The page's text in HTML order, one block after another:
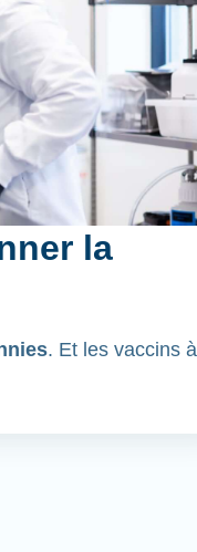
la
. Et les vaccins à